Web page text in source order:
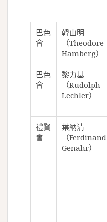
巴色
會
韓山明
（Theodore
Hamberg）
巴色
會
黎力基
（Rudolph
Lechler）
禮賢
會
葉納清
（Ferdinand
Genahr）